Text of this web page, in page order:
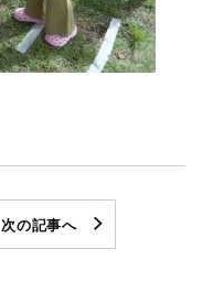
次の記事へ